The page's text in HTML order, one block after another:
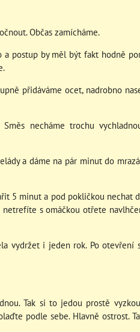
Občas zamícháme.
postup by měl být fakt hodně
přidáváme ocet, nadrobno
necháme trochu
a dáme na pár minut do
5 minut a pod pokličkou nechat
s omáčkou otřete
vydržet i jeden rok. Po otevření
Tak si to jedou prostě
podle sebe. Hlavně ostrost.